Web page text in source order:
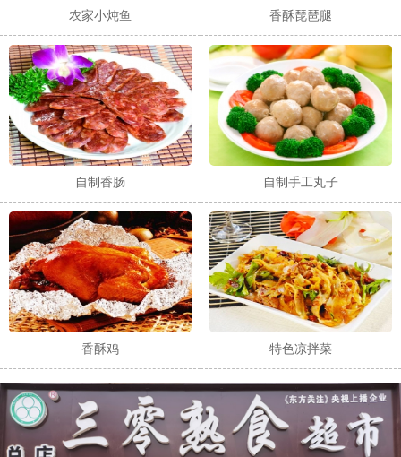
农家小炖鱼 香酥琵琶腿
自制香肠 自制手工丸子
香酥鸡 特色凉拌菜